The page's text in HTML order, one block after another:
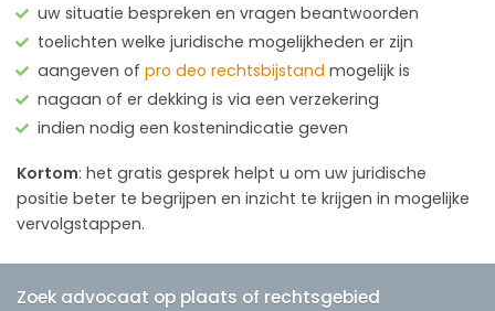
uw situatie bespreken en vragen beantwoorden
toelichten welke juridische mogelijkheden er zijn
aangeven of pro deo rechtsbijstand mogelijk is
nagaan of er dekking is via een verzekering
indien nodig een kostenindicatie geven
Kortom: het gratis gesprek helpt u om uw juridische
positie beter te begrijpen en inzicht te krijgen in mogelijke
vervolgstappen.
Zoek advocaat op plaats of rechtsgebied